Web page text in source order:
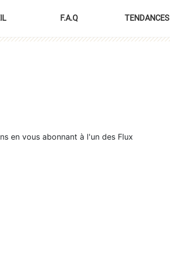
F.A.Q TENDANCES
en vous abonnant à l'un des Flux